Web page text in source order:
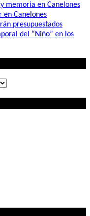
memoria en Canelones
en Canelones
presupuestados
del “Niño” en los